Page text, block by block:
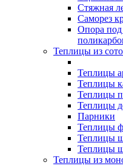
Стяжная
Саморез
Опора
Теплицы из
Теплицы
Теплицы
Теплицы
Теплицы
Парники
Теплицы
Теплицы
Теплицы
Теплицы из